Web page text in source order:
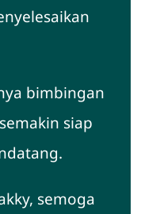
bimbingan
siap
semoga